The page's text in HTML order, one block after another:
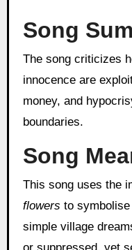
Song
The song criticizes
innocence are
money, and
boundaries.
Song
This song uses the
flowers to
simple village